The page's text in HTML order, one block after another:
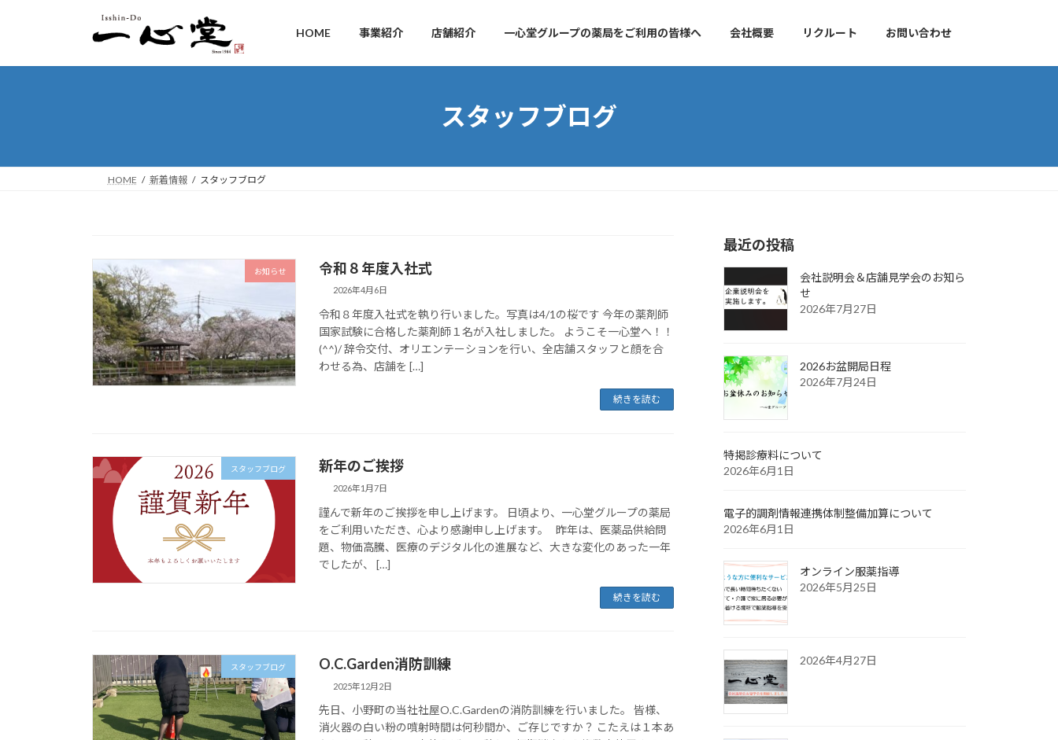
HOME 事業紹介 店舗紹介 一心堂グループの薬局をご利用の皆様へ 会社概要 リクルート お問い合わせ
スタッフブログ
HOME 新着情報 スタッフブログ
お知らせ 令和８年度入社式
2026年4月6日
令和８年度入社式を執り行いました。写真は4/1の桜です 今年の薬剤師
国家試験に合格した薬剤師１名が入社しました。 ようこそ一心堂へ！！
(^^)/ 辞令交付、オリエンテーションを行い、全店舗スタッフと顔を合
わせる為、店舗を […]
続きを読む
スタッフブログ 新年のご挨拶
2026年1月7日
謹んで新年のご挨拶を申し上げます。 日頃より、一心堂グループの薬局
をご利用いただき、心より感謝申し上げます。 昨年は、医薬品供給問
題、物価高騰、医療のデジタル化の進展など、大きな変化のあった一年
でしたが、 […]
続きを読む
スタッフブログ O.C.Garden消防訓練
2025年12月2日
先日、小野町の当社社屋O.C.Gardenの消防訓練を行いました。 皆様、
消火器の白い粉の噴射時間は何秒間か、ご存じですか？ こたえは１本あ
最近の投稿
会社説明会＆店舗見学会のお知ら
せ
2026年7月27日
2026お盆開局日程
2026年7月24日
特掲診療料について
2026年6月1日
電子的調剤情報連携体制整備加算について
2026年6月1日
オンライン服薬指導
2026年5月25日
2026年4月27日